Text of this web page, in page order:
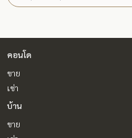
คอนโด
ขาย
เช่า
บ้าน
ขาย